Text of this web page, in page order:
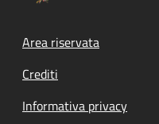
Footer menu
Area riservata
Crediti
Informativa privacy